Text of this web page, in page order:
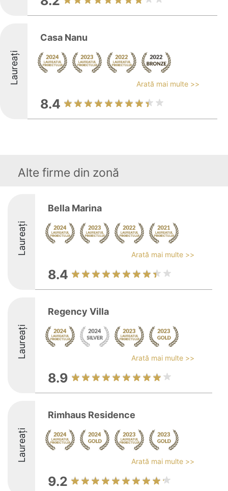
Laureați
Casa Nanu
Arată mai multe >>
8.4
Alte firme din zonă
Laureați
Bella Marina
Arată mai multe >>
8.4
Laureați
Regency Villa
Arată mai multe >>
8.9
Laureați
Rimhaus Residence
Arată mai multe >>
9.2